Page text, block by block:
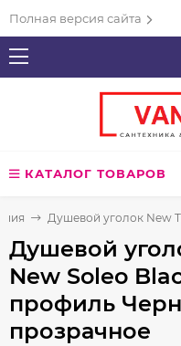
Полная версия сайта
КАТАЛОГ ТОВАРОВ
Душевой уголок New
Душевой
New Soleo
профиль
прозрачное